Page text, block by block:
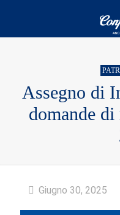
Assegno di
domande
Giugno 30, 2025